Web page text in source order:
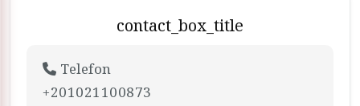
contact_box_title
Telefon
+201021100873